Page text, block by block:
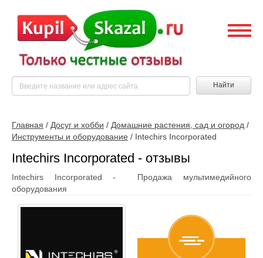
Найти
Главная / Досуг и хобби / Домашние растения, сад и огород /
Инструменты и оборудование / Intechirs Incorporated
Intechirs Incorporated - отзывы
Intechirs Incorporated - Продажа мультимедийного
оборудования